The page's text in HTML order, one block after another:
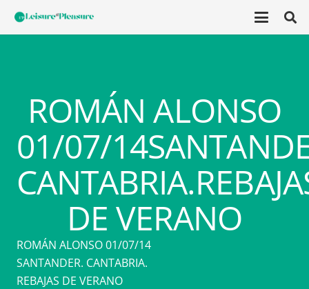
ROMÁN ALONSO
01/07/
DE VERANO
ROMÁN ALONSO 01/07/14
SANTANDER. CANTABRIA.
REBAJAS DE VERANO